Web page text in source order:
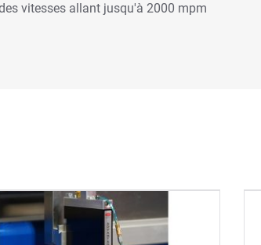
vitesses allant jusqu'à 2000 mpm